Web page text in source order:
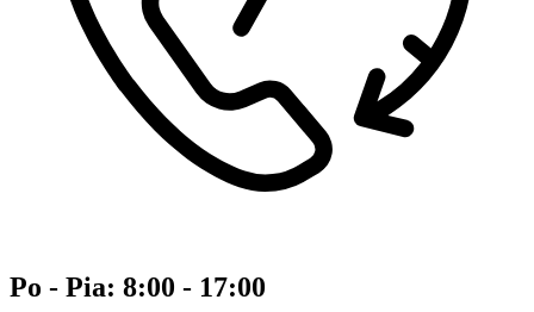
Po - Pia: 8:00 - 17:00